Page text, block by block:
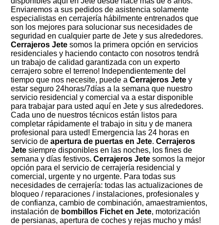
Enviaremos a sus pedidos de asistencia solamente
especialistas en cerrajería hábilmente entrenados que
son los mejores para solucionar sus necesidades de
seguridad en cualquier parte de Jete y sus alrededores.
Cerrajeros Jete somos la primera opción en servicios
residenciales y haciendo contacto con nosotros tendrá
un trabajo de calidad garantizada con un experto
cerrajero sobre el terreno! Independientemente del
tiempo que nos necesite, puede aCerrajeros Jete y
estar seguro 24horas/7días a la semana que nuestro
servicio residencial y comercial va a estar disponible
para trabajar para usted aquí en Jete y sus alrededores.
Cada uno de nuestros técnicos están listos para
completar rápidamente el trabajo in situ y de manera
profesional para usted! Emergencia las 24 horas en
servicio deapertura de puertas en Jete.Cerrajeros
Jete siempre disponibles en las noches, los fines de
semana y días festivos. Cerrajeros Jete somos la mejor
opción para el servicio de cerrajería residencial y
comercial, urgente y no urgente. Para todas sus
necesidades de cerrajería: todas las actualizaciones de
bloqueo / reparaciones / instalaciones, profesionales y
de confianza, cambio de combinación, amaestramientos,
instalación de bombillos Fichet en Jete, motorización
de persianas, apertura de coches y rejas mucho y más!